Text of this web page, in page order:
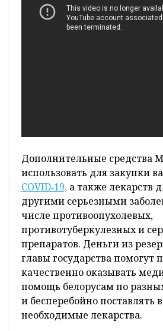
Дополнительные средства
использовать для закупки
COVID‑19, а также лекарств
другими серьезными
числе противоопухолевых,
противотуберкулезных и
препаратов. Деньги из
главы государства помогут
качественно оказывать
помощь белорусам по
и бесперебойно поставлять
необходимые лекарства.